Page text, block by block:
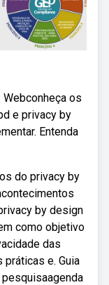
os
e privacy by
Entenda
do privacy by
by design
como objetivo
das
e. Guia
pesquisaagenda